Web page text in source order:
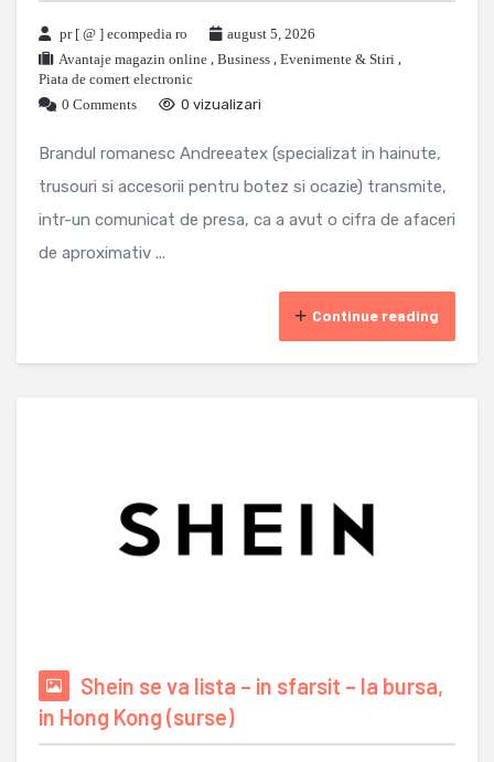
pr [ @ ] ecompedia ro
august 5, 2026
Avantaje magazin online , Business , Evenimente & Stiri ,
Piata de comert electronic
0 Comments
0 vizualizari
Brandul romanesc Andreeatex (specializat in hainute,
trusouri si accesorii pentru botez si ocazie) transmite,
intr-un comunicat de presa, ca a avut o cifra de afaceri
de aproximativ ...
Continue reading
Shein se va lista – in sfarsit – la bursa,
in Hong Kong (surse)